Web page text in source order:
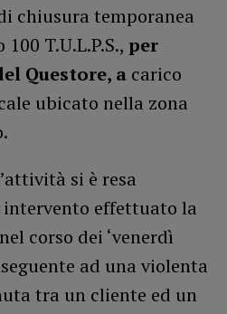
chiusura temporanea
T.U.L.P.S., per
Questore, a carico
ubicato nella zona
si è resa
intervento effettuato la
corso dei ‘venerdì
ad una violenta
tra un cliente ed un